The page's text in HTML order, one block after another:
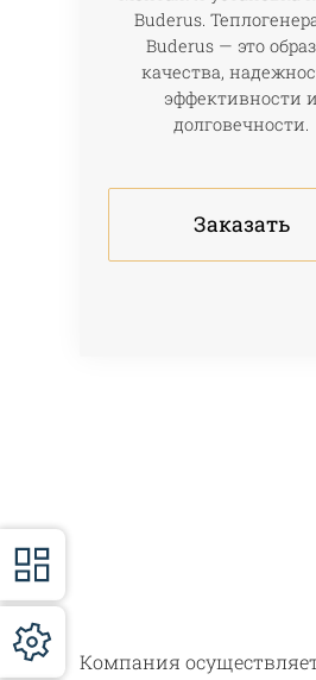
Buderus.
Buderus — это
качества,
эффективности и
долговечности.
Заказать
Компания